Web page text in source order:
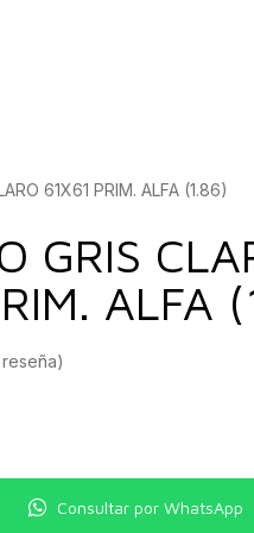
61X61 PRIM. ALFA (1.86)
GRIS
ALFA
Consultar por WhatsApp